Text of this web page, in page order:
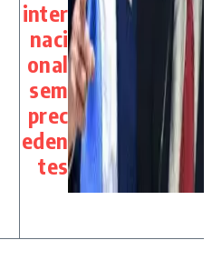
inter
naci
onal
sem
prec
eden
tes